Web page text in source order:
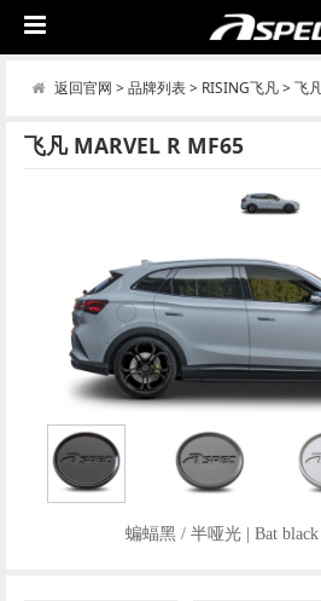
返回官网 > 品牌列表> RISING飞凡> 飞
飞凡 MARVEL R MF65
蝙蝠黑 / 半哑光 | Bat black